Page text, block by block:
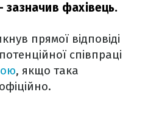
зазначив фахівець.
прямої відповіді
співпраці
, якщо така